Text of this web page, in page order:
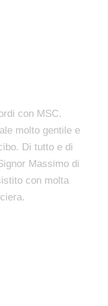
con MSC.
molto gentile e
Di tutto e di
Massimo di
con molta